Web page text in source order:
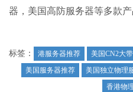
器，美国高防服务器等多款产
标签： 港服务器推荐 美国CN2大
美国服务器推荐
美国独立物理
香港物